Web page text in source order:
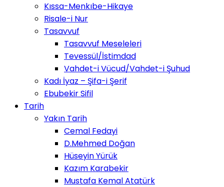
Kıssa-Menkıbe-Hikaye
Risale-i Nur
Tasavvuf
Tasavvuf Meseleleri
Tevessül/İstimdad
Vahdet-i Vücud/Vahdet-i Şuhud
Kadı İyaz – Şifa-i Şerif
Ebubekir Sifil
Tarih
Yakın Tarih
Cemal Fedayi
D.Mehmed Doğan
Hüseyin Yürük
Kazım Karabekir
Mustafa Kemal Atatürk